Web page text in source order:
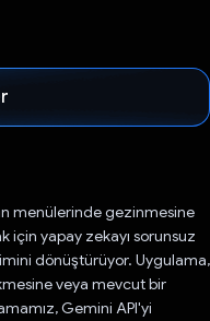
menülerinde gezinmesine
için yapay zekayı sorunsuz
dönüştürüyor. Uygulama,
veya mevcut bir
Gemini API'yi